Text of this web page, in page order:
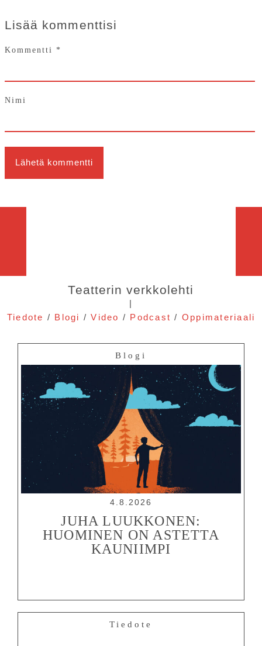
Lisää kommenttisi
Kommentti *
Nimi
Teatterin verkkolehti
|
Tiedote / Blogi /Video / Podcast / Oppimateriaali
Blogi
4.8.2026
JUHA LUUKKONEN:
HUOMINEN ON ASTETTA
KAUNIIMPI
Tiedote